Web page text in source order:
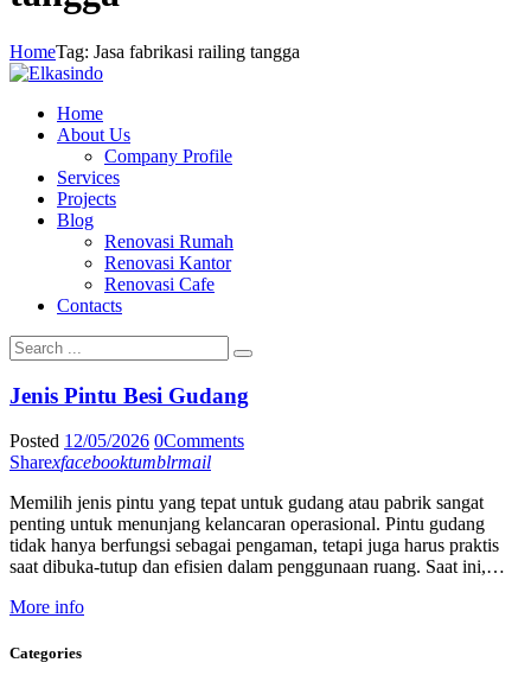
HomeTag: Jasa fabrikasi railing tangga
Home
About Us
Company Profile
Services
Projects
Blog
Renovasi Rumah
Renovasi Kantor
Renovasi Cafe
Contacts
Jenis Pintu Besi Gudang
Posted 12/05/2026 0Comments
Sharexfacebooktumblrmail
Memilih jenis pintu yang tepat untuk gudang atau pabrik sangat
penting untuk menunjang kelancaran operasional. Pintu gudang
tidak hanya berfungsi sebagai pengaman, tetapi juga harus praktis
saat dibuka-tutup dan efisien dalam penggunaan ruang. Saat ini,…
More info
Categories